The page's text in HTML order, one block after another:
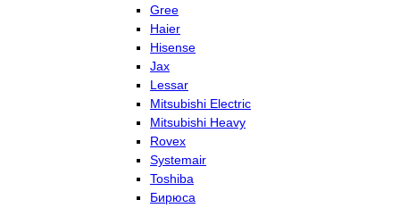
Gree
Haier
Hisense
Jax
Lessar
Mitsubishi Electric
Mitsubishi Heavy
Rovex
Systemair
Toshiba
Бирюса